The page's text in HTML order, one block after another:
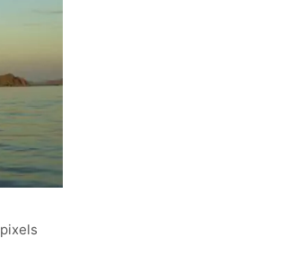
pixels